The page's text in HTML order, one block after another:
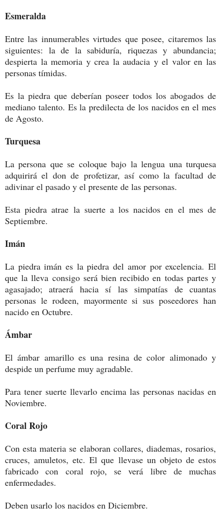
Esmeralda
Entre las innumerables virtudes que posee, citaremos las
siguientes: la de la sabiduría, riquezas y abundancia;
despierta la memoria y crea la audacia y el valor en las
personas tímidas.
Es la piedra que deberían poseer todos los abogados de
mediano talento. Es la predilecta de los nacidos en el mes
de Agosto.
Turquesa
La persona que se coloque bajo la lengua una turquesa
adquirirá el don de profetizar, así como la facultad de
adivinar el pasado y el presente de las personas.
Esta piedra atrae la suerte a los nacidos en el mes de
Septiembre.
Imán
La piedra imán es la piedra del amor por excelencia. El
que la lleva consigo será bien recibido en todas partes y
agasajado; atraerá hacia sí las simpatías de cuantas
personas le rodeen, mayormente si sus poseedores han
nacido en Octubre.
Ámbar
El ámbar amarillo es una resina de color alimonado y
despide un perfume muy agradable.
Para tener suerte llevarlo encima las personas nacidas en
Noviembre.
Coral Rojo
Con esta materia se elaboran collares, diademas, rosarios,
cruces, amuletos, etc. El que llevase un objeto de estos
fabricado con coral rojo, se verá libre de muchas
enfermedades.
Deben usarlo los nacidos en Diciembre.